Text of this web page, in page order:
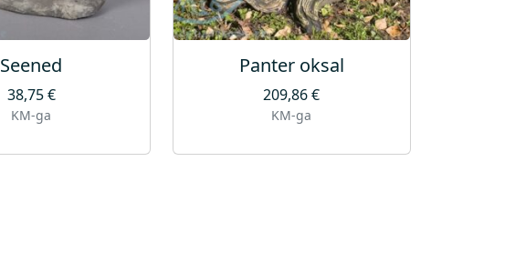
Seened
38,75€
KM-ga
Panter oksal
209,86€
KM-ga